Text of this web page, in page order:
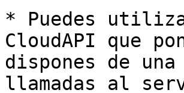
* Puedes
CloudAPI que
dispones de
llamadas al